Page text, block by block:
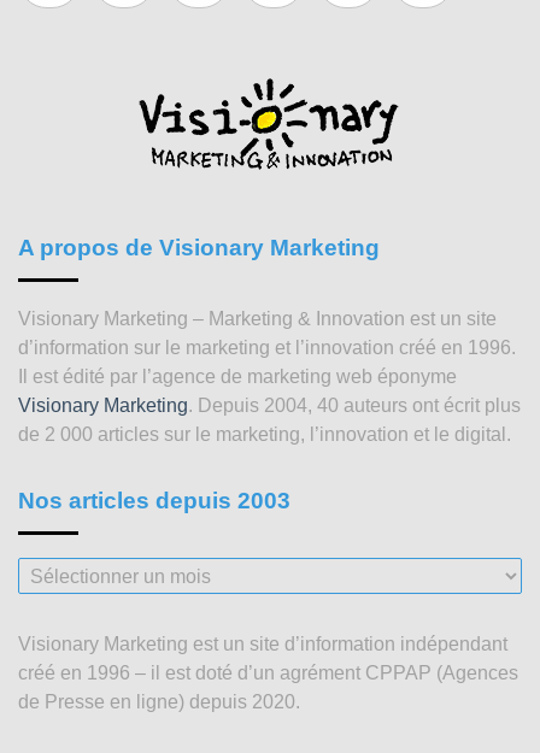
A propos de Visionary Marketing
Visionary Marketing – Marketing & Innovation est un site
d’information sur le marketing et l’innovation créé en 1996.
Il est édité par l’agence de marketing web éponyme
Visionary Marketing. Depuis 2004, 40 auteurs ont écrit plus
de 2 000 articles sur le marketing, l’innovation et le digital.
Nos articles depuis 2003
Nos
articles
2003
Visionary Marketing est un site d’information indépendant
créé en 1996 – il est doté d’un agrément CPPAP (Agences
de Presse en ligne) depuis 2020.